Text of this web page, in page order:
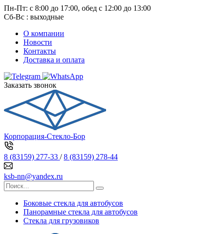
Пн-Пт: с 8:00 до 17:00, обед с 12:00 до 13:00
Сб-Вс : выходные
О компании
Новости
Контакты
Доставка и оплата
Заказать звонок
Корпорация-Стекло-Бор
8 (83159) 277-33 /8 (83159) 278-44
ksb-nn@yandex.ru
Боковые стекла для автобусов
Панорамные стекла для автобусов
Стекла для грузовиков